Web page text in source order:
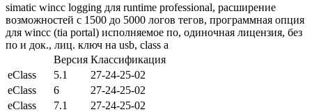
simatic wincc logging для runtime professional, расширение
возможностей с 1500 до 5000 логов тегов, программная опция
для wincc (tia portal) исполняемое по, одиночная лицензия, без
по и док., лиц. ключ на usb, class a
Версия Классификация
eClass
5.1
27-24-25-02
eClass
6
27-24-25-02
eClass
7.1
27-24-25-02